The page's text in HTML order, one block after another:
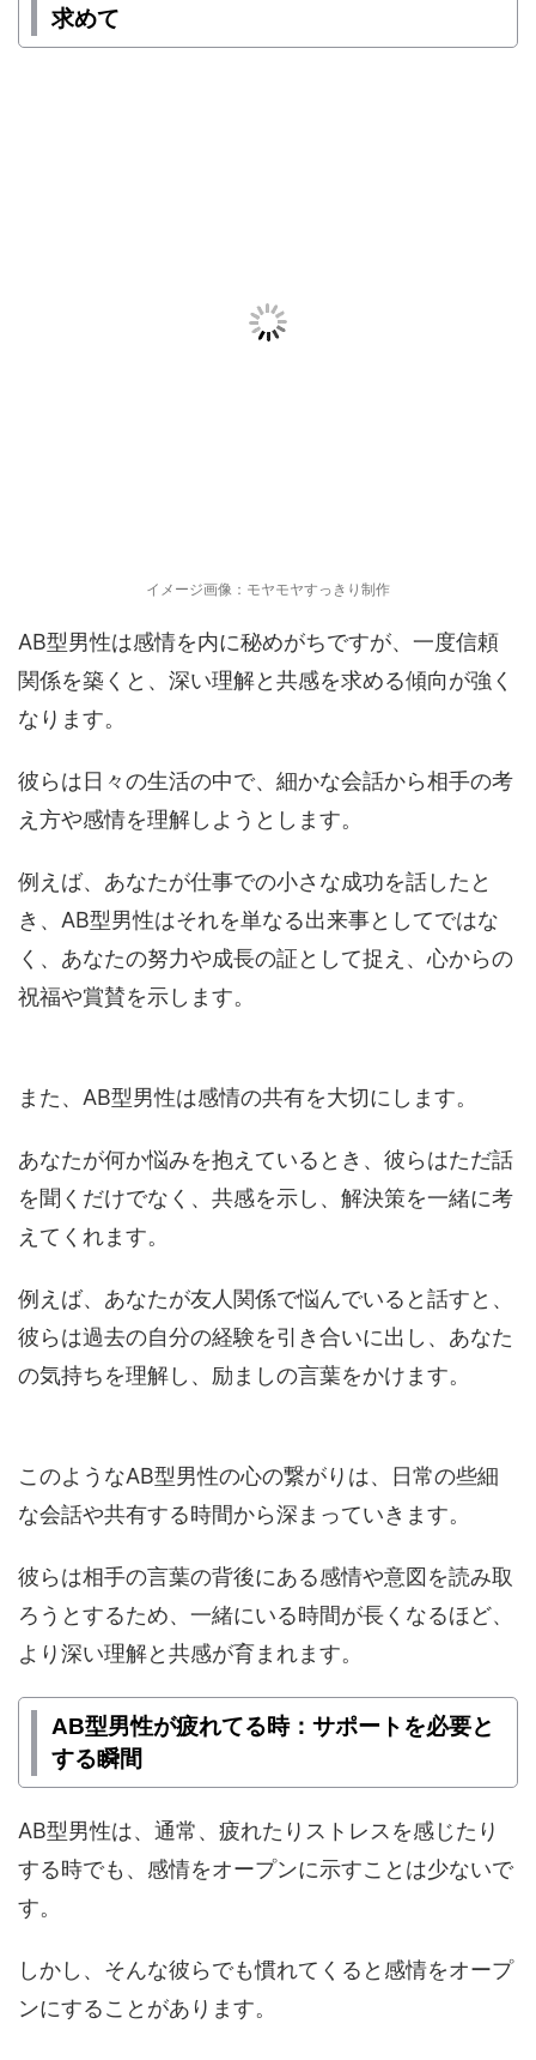
求めて
イメージ画像：モヤモヤすっきり制作
AB型男性は感情を内に秘めがちですが、一度信頼
関係を築くと、深い理解と共感を求める傾向が強く
なります。
彼らは日々の生活の中で、細かな会話から相手の考
え方や感情を理解しようとします。
例えば、あなたが仕事での小さな成功を話したと
き、AB型男性はそれを単なる出来事としてではな
く、あなたの努力や成長の証として捉え、心からの
祝福や賞賛を示します。
また、AB型男性は感情の共有を大切にします。
あなたが何か悩みを抱えているとき、彼らはただ話
を聞くだけでなく、共感を示し、解決策を一緒に考
えてくれます。
例えば、あなたが友人関係で悩んでいると話すと、
彼らは過去の自分の経験を引き合いに出し、あなた
の気持ちを理解し、励ましの言葉をかけます。
このようなAB型男性の心の繋がりは、日常の些細
な会話や共有する時間から深まっていきます。
彼らは相手の言葉の背後にある感情や意図を読み取
ろうとするため、一緒にいる時間が長くなるほど、
より深い理解と共感が育まれます。
AB型男性が疲れてる時：サポートを必要と
する瞬間
AB型男性は、通常、疲れたりストレスを感じたり
する時でも、感情をオープンに示すことは少ないで
す。
しかし、そんな彼らでも慣れてくると感情をオープ
ンにすることがあります。